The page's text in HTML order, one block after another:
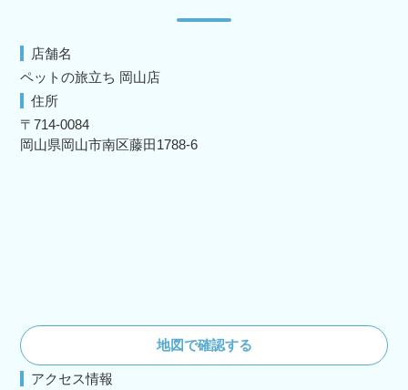
店舗名
ペットの旅立ち 岡山店
住所
〒714-0084
岡山県岡山市南区藤田1788-6
地図で確認する
アクセス情報